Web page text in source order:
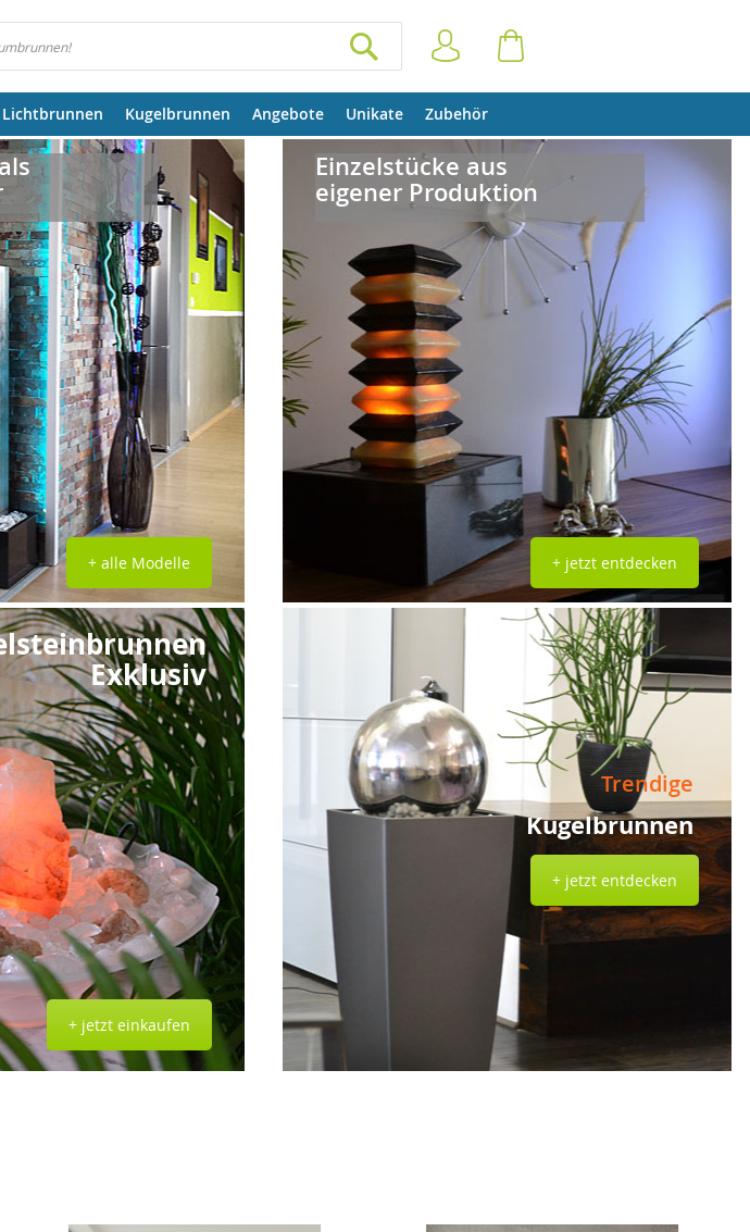
Anmelden
Lichtbrunnen Kugelbrunnen Angebote Unikate Zubehör
+ alle Modelle
Einzelstücke aus
eigener Produktion
+ jetzt entdecken
Exklusiv
+ jetzt einkaufen
Trendige
Kugelbrunnen
+ jetzt entdecken